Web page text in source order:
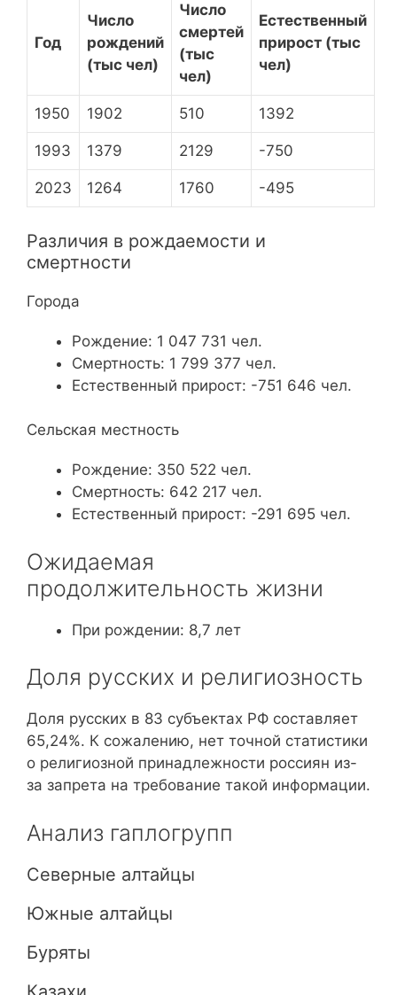
Год
Число
рождений
(тыс чел)
Число
смертей
(тыс
чел)
Естественный
прирост (тыс
чел)
1950 1902 510 1392
1993 1379 2129 -750
2023 1264 1760 -495
Различия в рождаемости и
смертности
Города
Рождение: 1 047 731 чел.
Смертность: 1 799 377 чел.
Естественный прирост: -751 646 чел.
Сельская местность
Рождение: 350 522 чел.
Смертность: 642 217 чел.
Естественный прирост: -291 695 чел.
Ожидаемая
продолжительность жизни
При рождении: 8,7 лет
Доля русских и религиозность
Доля русских в 83 субъектах РФ составляет
65,24%. К сожалению, нет точной статистики
о религиозной принадлежности россиян из-
за запрета на требование такой информации.
Анализ гаплогрупп
Северные алтайцы
Южные алтайцы
Буряты